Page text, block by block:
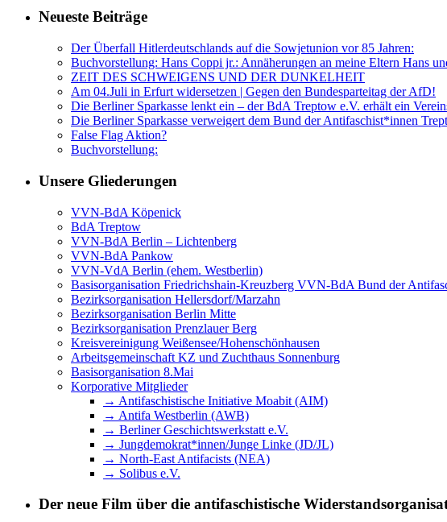
Neueste Beiträge
Der Überfall Hitlerdeutschlands auf die Sowjetunion vor 85 Jahren:
Buchvorstellung: Hans Coppi jr.: Annäherungen an meine Eltern Hans
ZEIT DES SCHWEIGENS UND DER DUNKELHEIT
Am 04.Juli in Erfurt widersetzen | Gegen den Bundesparteitag der AfD!
Die Berliner Sparkasse lenkt ein – der BdA Treptow e.V. erhält ein
Die Berliner Sparkasse verweigert dem Bund der Antifaschist*innen
False Flag Aktion?
Buchvorstellung:
Unsere Gliederungen
VVN-BdA Köpenick
BdA Treptow
VVN-BdA Berlin – Lichtenberg
VVN-BdA Pankow
VVN-VdA Berlin (ehem. Westberlin)
Basisorganisation Friedrichshain-Kreuzberg VVN-BdA Bund der
Bezirksorganisation Hellersdorf/Marzahn
Bezirksorganisation Berlin Mitte
Bezirksorganisation Prenzlauer Berg
Kreisvereinigung Weißensee/Hohenschönhausen
Arbeitsgemeinschaft KZ und Zuchthaus Sonnenburg
Basisorganisation 8.Mai
Korporative Mitglieder
→ Antifaschistische Initiative Moabit (AIM)
→ Antifa Westberlin (AWB)
→ Berliner Geschichtswerkstatt e.V.
→ Jungdemokrat*innen/Junge Linke (JD/JL)
→ North-East Antifacists (NEA)
→ Solibus e.V.
Der neue Film über die antifaschistische